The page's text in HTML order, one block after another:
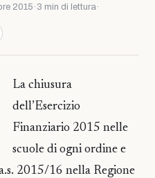
2015 · 3 min di lettura·
La chiusura
dell’Esercizio
Finanziario 2015 nelle
scuole di ogni ordine e
2015/16 nella Regione